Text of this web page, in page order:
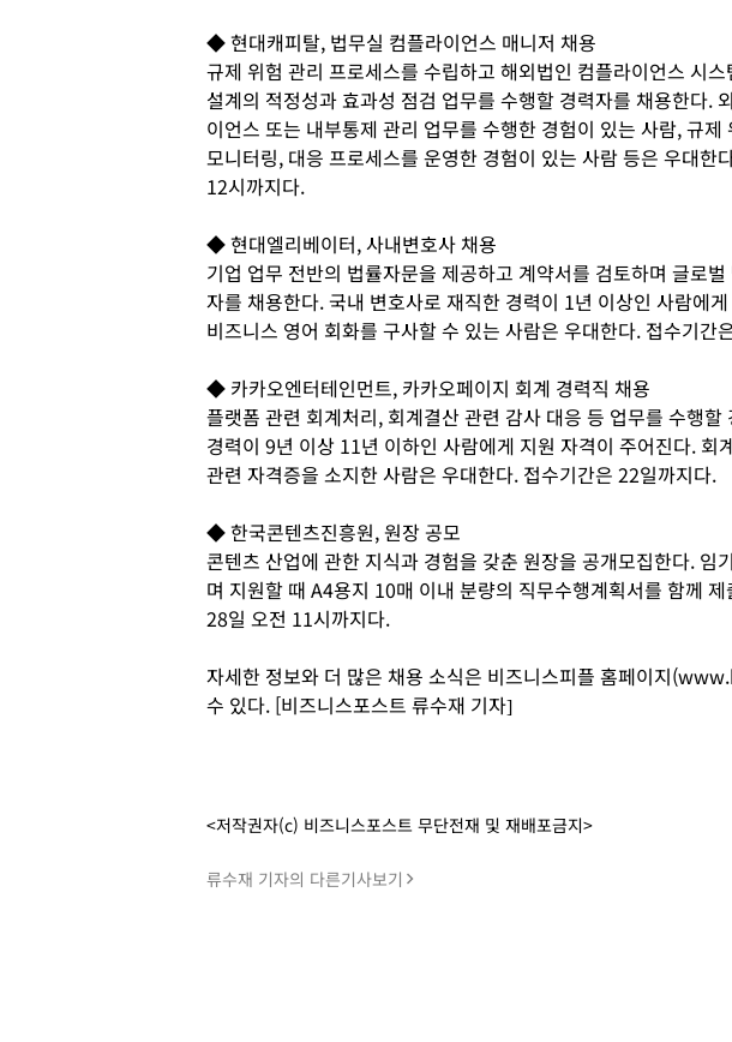
◆ 현대캐피탈, 법무실 컴플라이언스 매니저 채용
규제 위험 관리 프로세스를 수립하고 해외법인 컴플라이언스 시
설계의 적정성과 효과성 점검 업무를 수행할 경력자를 채용한다.
이언스 또는 내부통제 관리 업무를 수행한 경험이 있는 사람, 규제
모니터링, 대응 프로세스를 운영한 경험이 있는 사람 등은 우대한
12시까지다.
◆ 현대엘리베이터, 사내변호사 채용
기업 업무 전반의 법률자문을 제공하고 계약서를 검토하며 글로
자를 채용한다. 국내 변호사로 재직한 경력이 1년 이상인 사람에
비즈니스 영어 회화를 구사할 수 있는 사람은 우대한다. 접수기간
◆ 카카오엔터테인먼트, 카카오페이지 회계 경력직 채용
플랫폼 관련 회계처리, 회계결산 관련 감사 대응 등 업무를 수행할
경력이 9년 이상 11년 이하인 사람에게 지원 자격이 주어진다. 회
관련 자격증을 소지한 사람은 우대한다. 접수기간은 22일까지다.
◆ 한국콘텐츠진흥원, 원장 공모
콘텐츠 산업에 관한 지식과 경험을 갖춘 원장을 공개모집한다. 임
며 지원할 때 A4용지 10매 이내 분량의 직무수행계획서를 함께
28일 오전 11시까지다.
자세한 정보와 더 많은 채용 소식은 비즈니스피플 홈페이지
수 있다. [비즈니스포스트 류수재 기자]
<저작권자(c) 비즈니스포스트 무단전재 및 재배포금지>
류수재 기자의 다른기사보기